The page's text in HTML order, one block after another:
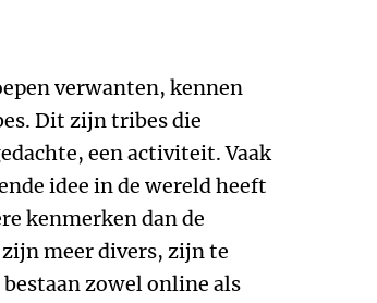
verwanten, kennen
Dit zijn tribes die
een activiteit. Vaak
idee in de wereld heeft
kenmerken dan de
meer divers, zijn te
zowel online als